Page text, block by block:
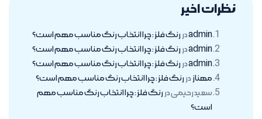
نظرات اخیر
adminدررنگ فلز : چرا انتخاب رنگ مناسب مهم است؟
adminدررنگ فلز : چرا انتخاب رنگ مناسب مهم است؟
adminدررنگ فلز : چرا انتخاب رنگ مناسب مهم است؟
مهنازدررنگ فلز : چرا انتخاب رنگ مناسب مهم است؟
سعید رحیمیدررنگ فلز : چرا انتخاب رنگ مناسب مهم
است؟